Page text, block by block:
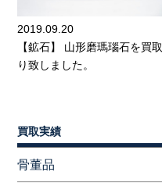
2019.09.20
【鉱石】 山形磨瑪瑙石を買取
り致しました。
買取実績
骨董品